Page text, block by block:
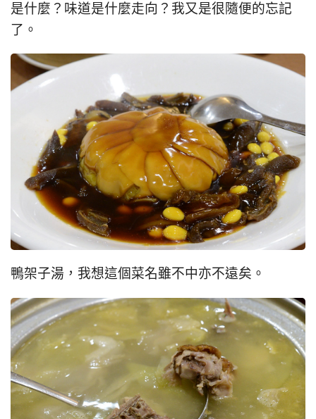
是什麼？味道是什麼走向？我又是很隨便的忘記
了。
鴨架子湯，我想這個菜名雖不中亦不遠矣。